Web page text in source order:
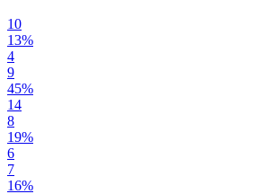
10
13%
4
9
45%
14
8
19%
6
7
16%